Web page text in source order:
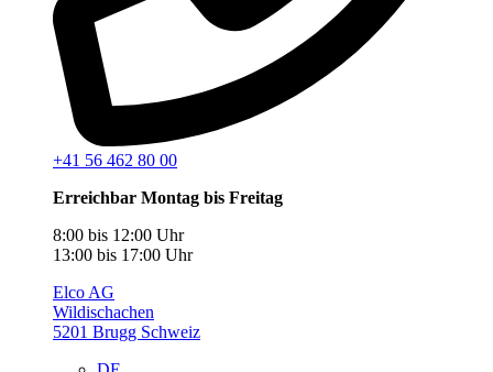
+41 56 462 80 00
Erreichbar Montag bis Freitag
8:00 bis 12:00 Uhr
13:00 bis 17:00 Uhr
Elco AG
Wildischachen
5201 Brugg Schweiz